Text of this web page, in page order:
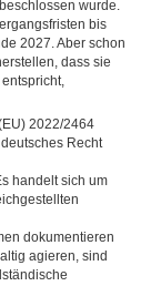
wurde.
bis
2027. Aber schon
dass sie
2022/2464
Recht
handelt sich um
dokumentieren
agieren, sind